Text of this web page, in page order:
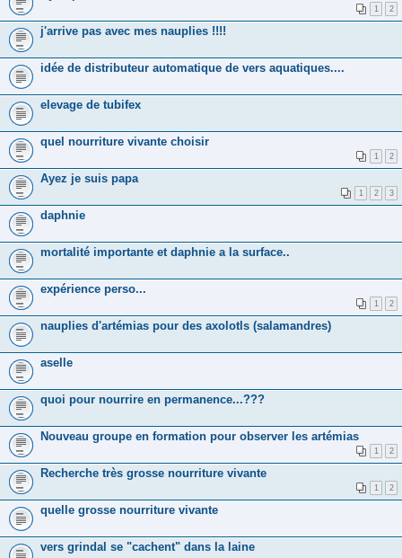
1 2
j'arrive pas avec mes nauplies !!!!
idée de distributeur automatique de vers aquatiques....
elevage de tubifex
quel nourriture vivante choisir
1 2
Ayez je suis papa
1 2 3
daphnie
mortalité importante et daphnie a la surface..
expérience perso...
1 2
nauplies d'artémias pour des axolotls (salamandres)
aselle
quoi pour nourrire en permanence...???
Nouveau groupe en formation pour observer les artémias
1 2
Recherche très grosse nourriture vivante
1 2
quelle grosse nourriture vivante
vers grindal se "cachent" dans la laine